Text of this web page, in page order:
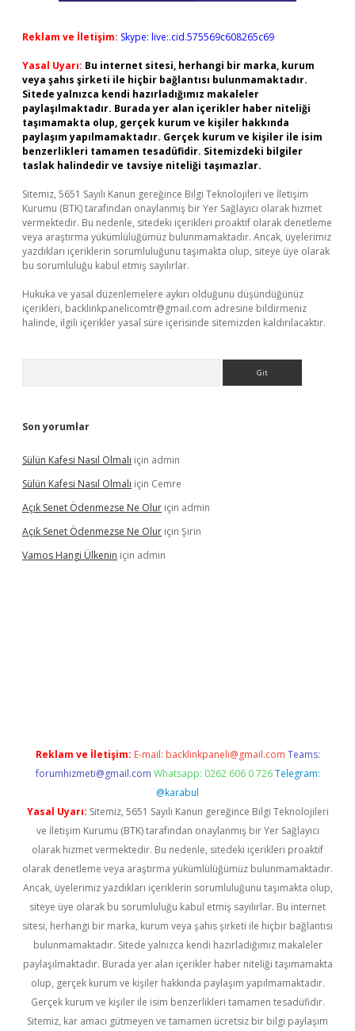
Reklam ve İletişim: Skype: live:.cid.575569c608265c69
Yasal Uyarı: Bu internet sitesi, herhangi bir marka, kurum
veya şahıs şirketi ile hiçbir bağlantısı bulunmamaktadır.
Sitede yalnızca kendi hazırladığımız makaleler
paylaşılmaktadır. Burada yer alan içerikler haber niteliği
taşımamakta olup, gerçek kurum ve kişiler hakkında
paylaşım yapılmamaktadır. Gerçek kurum ve kişiler ile isim
benzerlikleri tamamen tesadüfidir. Sitemizdeki bilgiler
taslak halindedir ve tavsiye niteliği taşımazlar.
Sitemiz, 5651 Sayılı Kanun gereğince Bilgi Teknolojileri ve İletişim
Kurumu (BTK) tarafından onaylanmış bir Yer Sağlayıcı olarak hizmet
vermektedir. Bu nedenle, sitedeki içerikleri proaktif olarak denetleme
veya araştırma yükümlülüğümüz bulunmamaktadır. Ancak, üyelerimiz
yazdıkları içeriklerin sorumluluğunu taşımakta olup, siteye üye olarak
bu sorumluluğu kabul etmiş sayılırlar.
Hukuka ve yasal düzenlemelere aykırı olduğunu düşündüğünüz
içerikleri, backlinkpanelicomtr@gmail.com adresine bildirmeniz
halinde, ilgili içerikler yasal süre içerisinde sitemizden kaldırılacaktır.
Son yorumlar
Sülün Kafesi Nasıl Olmalı için admin
Sülün Kafesi Nasıl Olmalı için Cemre
Açık Senet Ödenmezse Ne Olur için admin
Açık Senet Ödenmezse Ne Olur için Şirin
Vamos Hangi Ülkenin için admin
Reklam ve İletişim: E-mail: backlinkpaneli@gmail.com Teams:
forumhizmeti@gmail.com Whatsapp: 0262 606 0 726 Telegram:
@karabul
Yasal Uyarı: Sitemiz, 5651 Sayılı Kanun gereğince Bilgi Teknolojileri
ve İletişim Kurumu (BTK) tarafından onaylanmış bir Yer Sağlayıcı
olarak hizmet vermektedir. Bu nedenle, sitedeki içerikleri proaktif
olarak denetleme veya araştırma yükümlülüğümüz bulunmamaktadır.
Ancak, üyelerimiz yazdıkları içeriklerin sorumluluğunu taşımakta olup,
siteye üye olarak bu sorumluluğu kabul etmiş sayılırlar. Bu internet
sitesi, herhangi bir marka, kurum veya şahıs şirketi ile hiçbir bağlantısı
bulunmamaktadır. Sitede yalnızca kendi hazırladığımız makaleler
paylaşılmaktadır. Burada yer alan içerikler haber niteliği taşımamakta
olup, gerçek kurum ve kişiler hakkında paylaşım yapılmamaktadır.
Gerçek kurum ve kişiler ile isim benzerlikleri tamamen tesadüfidir.
Sitemiz, kar amacı gütmeyen ve tamamen ücretsiz bir bilgi paylaşım